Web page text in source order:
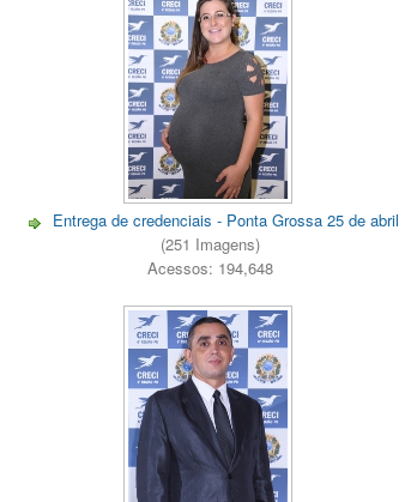
Entrega de credenciais - Ponta Grossa 25 de abril
(251 Imagens)
Acessos: 194,648